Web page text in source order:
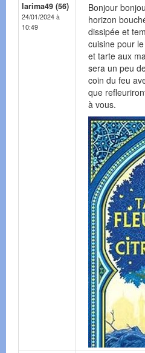
larima49 (56)
24/01/2024 à
10:49
Bonjour
horizon
dissipée et
cuisine pour
et tarte aux
sera un peu
coin du feu
que
à vous.